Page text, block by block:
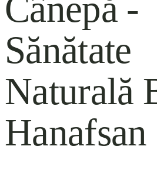
Cânepă -
Sănătate
Naturală
Hanafsan